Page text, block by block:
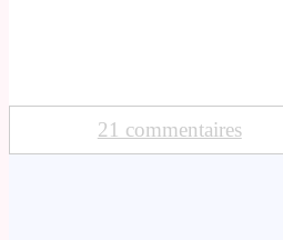
21 commentaires